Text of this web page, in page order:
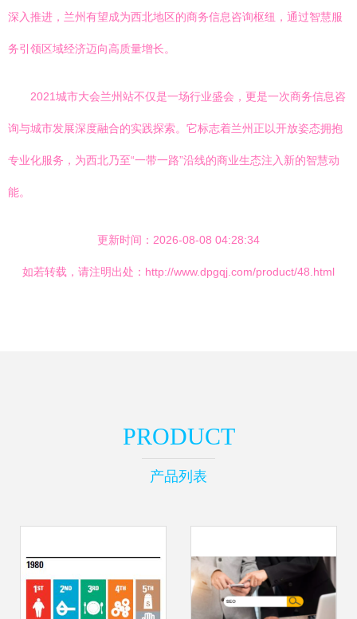
深入推进，兰州有望成为西北地区的商务信息咨询枢纽，通过智慧服
务引领区域经济迈向高质量增长。
2021城市大会兰州站不仅是一场行业盛会，更是一次商务信息咨
询与城市发展深度融合的实践探索。它标志着兰州正以开放姿态拥抱
专业化服务，为西北乃至“一带一路”沿线的商业生态注入新的智慧动
能。
更新时间：2026-08-08 04:28:34
如若转载，请注明出处：http://www.dpgqj.com/product/48.html
PRODUCT
产品列表